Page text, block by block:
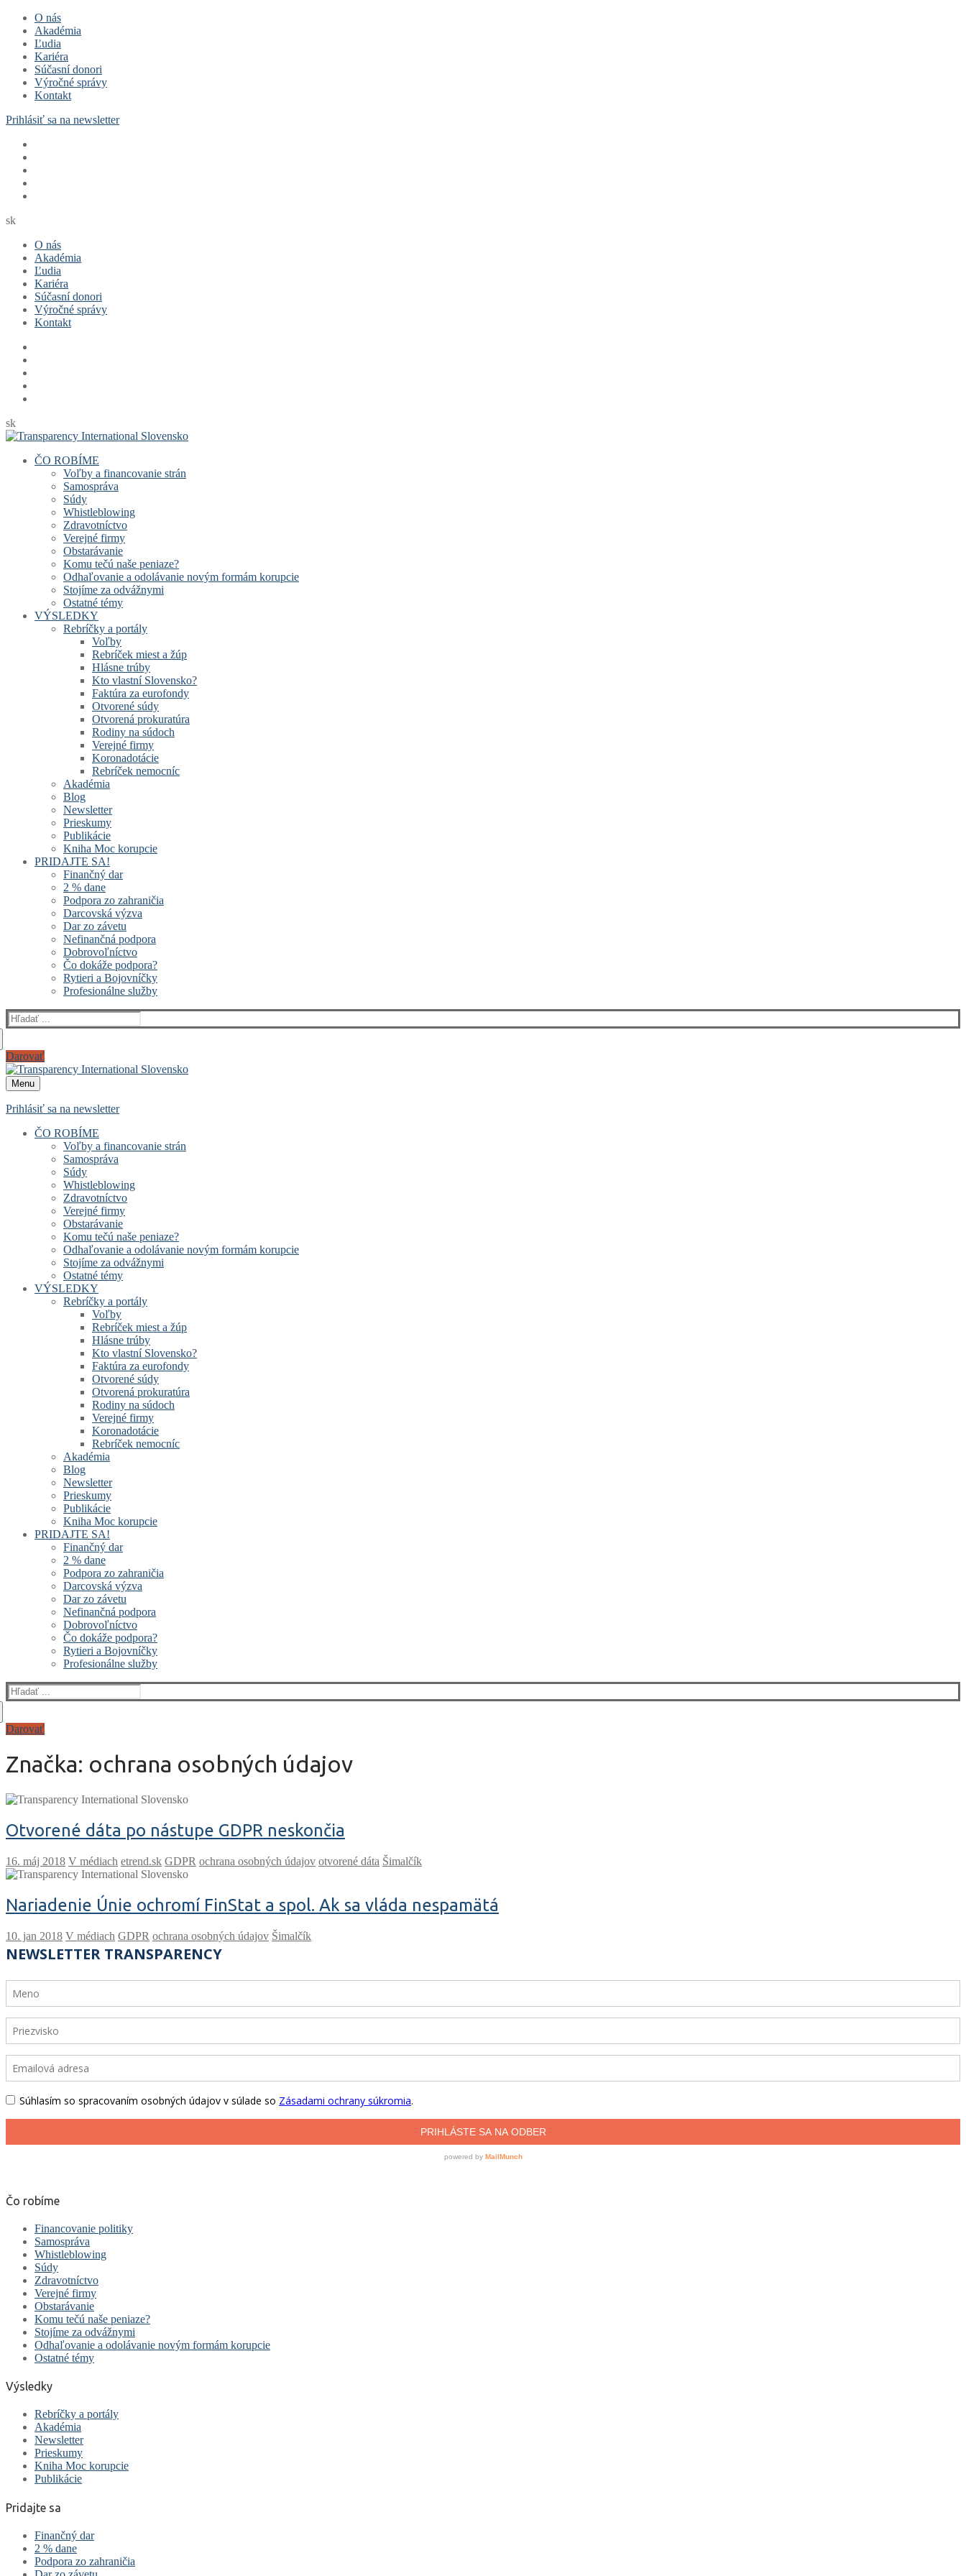
Preskočiť
obsah
Menu
ZavrieťO nás
Akadémia
Ľudia
Kariéra
Súčasní donori
Výročné správy
Kontakt
Prihlásiť sa na newsletter
sk
O nás
Akadémia
Ľudia
Kariéra
Súčasní donori
Výročné správy
Kontakt
sk
ČO ROBÍME
Voľby a financovanie strán
Samospráva
Súdy
Whistleblowing
Zdravotníctvo
Verejné firmy
Obstarávanie
Komu tečú naše peniaze?
Odhaľovanie a odolávanie novým formám korupcie
Stojíme za odvážnymi
Ostatné témy
VÝSLEDKY
Rebríčky a portály
Voľby
Rebríček miest a žúp
Hlásne trúby
Kto vlastní Slovensko?
Faktúra za eurofondy
Otvorené súdy
Otvorená prokuratúra
Rodiny na súdoch
Verejné firmy
Koronadotácie
Rebríček nemocníc
Akadémia
Blog
Newsletter
Prieskumy
Publikácie
Kniha Moc korupcie
PRIDAJTE SA!
Finančný dar
2 % dane
Podpora zo zahraničia
Darcovská výzva
Dar zo závetu
Nefinančná podpora
Dobrovoľníctvo
Čo dokáže podpora?
Rytieri a Bojovníčky
Profesionálne služby
Hľadať:
Darovať
Menu
Prihlásiť sa na newsletter
ČO ROBÍME
Voľby a financovanie strán
Samospráva
Súdy
Whistleblowing
Zdravotníctvo
Verejné firmy
Obstarávanie
Komu tečú naše peniaze?
Odhaľovanie a odolávanie novým formám korupcie
Stojíme za odvážnymi
Ostatné témy
VÝSLEDKY
Rebríčky a portály
Voľby
Rebríček miest a žúp
Hlásne trúby
Kto vlastní Slovensko?
Faktúra za eurofondy
Otvorené súdy
Otvorená prokuratúra
Rodiny na súdoch
Verejné firmy
Koronadotácie
Rebríček nemocníc
Akadémia
Blog
Newsletter
Prieskumy
Publikácie
Kniha Moc korupcie
PRIDAJTE SA!
Finančný dar
2 % dane
Podpora zo zahraničia
Darcovská výzva
Dar zo závetu
Nefinančná podpora
Dobrovoľníctvo
Čo dokáže podpora?
Rytieri a Bojovníčky
Profesionálne služby
Hľadať:
Darovať
Značka: ochrana osobných údajov
Otvorené dáta po nástupe GDPR neskončia
V médiach etrend.sk GDPR ochrana osobných údajov otvorené dáta Šimalčík
Nariadenie Únie ochromí FinStat a spol. Ak sa vláda nespamätá
V médiach GDPR ochrana osobných údajov Šimalčík
Čo robíme
Financovanie politiky
Samospráva
Whistleblowing
Súdy
Zdravotníctvo
Verejné firmy
Obstarávanie
Komu tečú naše peniaze?
Stojíme za odvážnymi
Odhaľovanie a odolávanie novým formám korupcie
Ostatné témy
Výsledky
Rebríčky a portály
Akadémia
Newsletter
Prieskumy
Kniha Moc korupcie
Publikácie
Pridajte sa
Finančný dar
2 % dane
Podpora zo zahraničia